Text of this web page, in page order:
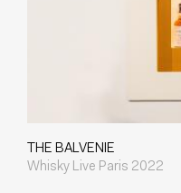
THE BALVENIE
Whisky Live Paris 2022